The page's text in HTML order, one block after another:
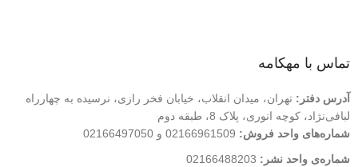
تماس با مهکامه
آدرس دفتر: تهران، میدان انقلاب، خیابان فخر رازی، نرسیده به چهارراه
لبافی‌نژاد، کوچه انوری، پلاک 8، طبقه دوم
شماره‌های واحد فروش: 02166961509 و 02166497050
شماره‌‌ی واحد نشر: